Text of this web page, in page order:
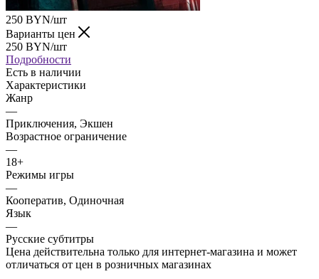
250 BYN/шт
Варианты цен
250 BYN/шт
Подробности
Есть в наличии
Характеристики
Жанр
—
Приключения, Экшен
Возрастное ограничение
—
18+
Режимы игры
—
Кооператив, Одиночная
Язык
—
Русские субтитры
Цена действительна только для интернет-магазина и может
отличаться от цен в розничных магазинах